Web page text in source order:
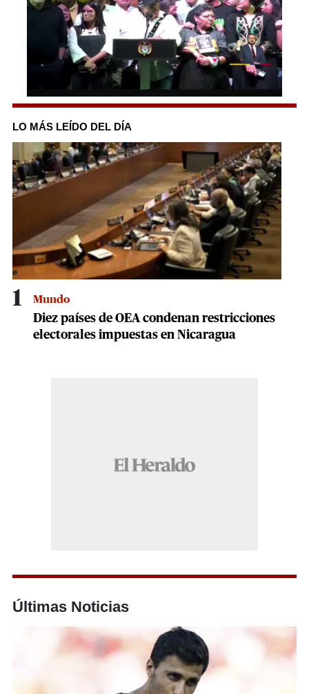
0
of
1
minute,
1
second
LO MÁS LEÍDO DEL DÍA
1 Mundo
Diez países de OEA condenan restricciones
electorales impuestas en Nicaragua
Últimas Noticias